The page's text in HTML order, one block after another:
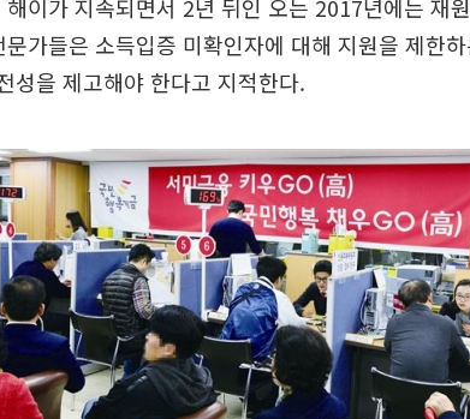
이가 지속되면서 2년 뒤인 오는 2017년에는 재
가들은 소득입증 미확인자에 대해 지원을 제한
성을 제고해야 한다고 지적한다.